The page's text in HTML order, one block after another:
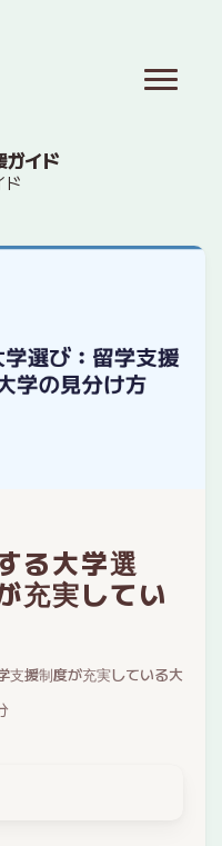
ガイド
ド
る大学選
充実してい
支援制度が充実している大